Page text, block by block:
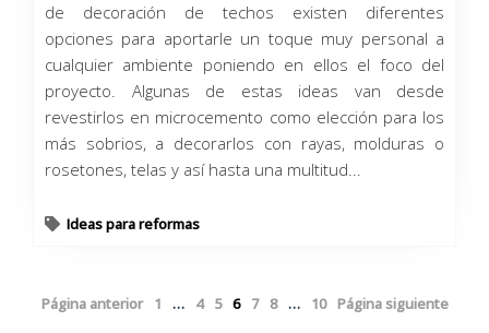
de decoración de techos existen diferentes
opciones para aportarle un toque muy personal a
cualquier ambiente poniendo en ellos el foco del
proyecto. Algunas de estas ideas van desde
revestirlos en microcemento como elección para los
más sobrios, a decorarlos con rayas, molduras o
rosetones, telas y así hasta una multitud...
Ideas para reformas
Página anterior 1 … 4 5 6 7 8 … 10 Página siguiente